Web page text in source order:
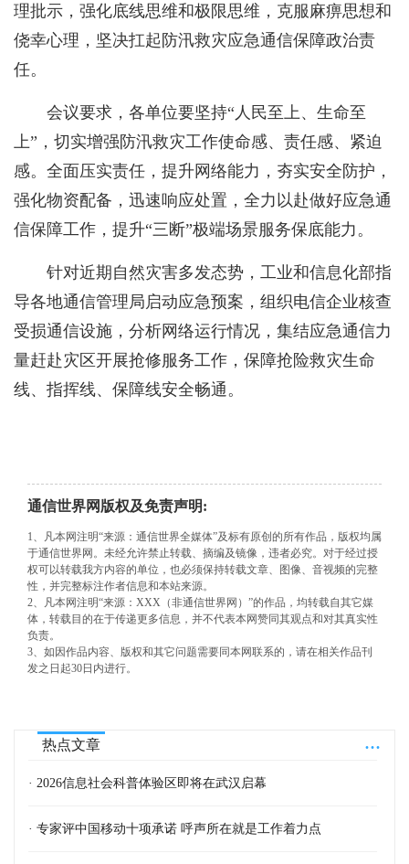
理批示，强化底线思维和极限思维，克服麻痹思想和
侥幸心理，坚决扛起防汛救灾应急通信保障政治责
任。
会议要求，各单位要坚持“人民至上、生命至
上”，切实增强防汛救灾工作使命感、责任感、紧迫
感。全面压实责任，提升网络能力，夯实安全防护，
强化物资配备，迅速响应处置，全力以赴做好应急通
信保障工作，提升“三断”极端场景服务保底能力。
针对近期自然灾害多发态势，工业和信息化部指
导各地通信管理局启动应急预案，组织电信企业核查
受损通信设施，分析网络运行情况，集结应急通信力
量赶赴灾区开展抢修服务工作，保障抢险救灾生命
线、指挥线、保障线安全畅通。
通信世界网版权及免责声明:
1、凡本网注明“来源：通信世界全媒体”及标有原创的所有作品，版权均属
于通信世界网。未经允许禁止转载、摘编及镜像，违者必究。对于经过授
权可以转载我方内容的单位，也必须保持转载文章、图像、音视频的完整
性，并完整标注作者信息和本站来源。
2、凡本网注明“来源：XXX（非通信世界网）”的作品，均转载自其它媒
体，转载目的在于传递更多信息，并不代表本网赞同其观点和对其真实性
负责。
3、如因作品内容、版权和其它问题需要同本网联系的，请在相关作品刊
发之日起30日内进行。
...
热点文章
· 2026信息社会科普体验区即将在武汉启幕
· 专家评中国移动十项承诺 呼声所在就是工作着力点